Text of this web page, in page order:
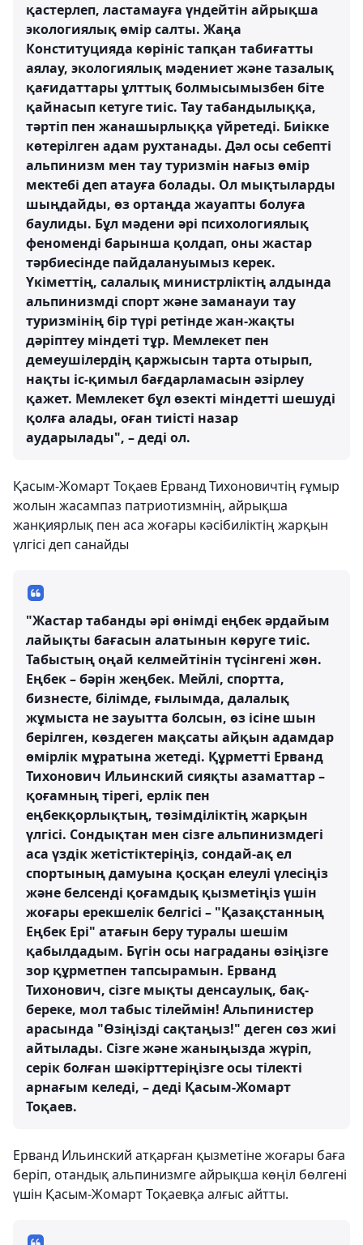
қастерлеп, ластамауға үндейтін айрықша
экологиялық өмір салты. Жаңа
Конституцияда көрініс тапқан табиғатты
аялау, экологиялық мәдениет және тазалық
қағидаттары ұлттық болмысымызбен біте
қайнасып кетуге тиіс. Тау табандылыққа,
тәртіп пен жанашырлыққа үйретеді. Биікке
көтерілген адам рухтанады. Дәл осы себепті
альпинизм мен тау туризмін нағыз өмір
мектебі деп атауға болады. Ол мықтыларды
шыңдайды, өз ортаңда жауапты болуға
баулиды. Бұл мәдени әрі психологиялық
феноменді барынша қолдап, оны жастар
тәрбиесінде пайдалануымыз керек.
Үкіметтің, салалық министрліктің алдында
альпинизмді спорт және заманауи тау
туризмінің бір түрі ретінде жан-жақты
дәріптеу міндеті тұр. Мемлекет пен
демеушілердің қаржысын тарта отырып,
нақты іс-қимыл бағдарламасын әзірлеу
қажет. Мемлекет бұл өзекті міндетті шешуді
қолға алады, оған тиісті назар
аударылады", – деді ол.
Қасым-Жомарт Тоқаев Ерванд Тихоновичтің ғұмыр
жолын жасампаз патриотизмнің, айрықша
жанқиярлық пен аса жоғары кәсібиліктің жарқын
үлгісі деп санайды
"Жастар табанды әрі өнімді еңбек әрдайым
лайықты бағасын алатынын көруге тиіс.
Табыстың оңай келмейтінін түсінгені жөн.
Еңбек – бәрін жеңбек. Мейлі, спортта,
бизнесте, білімде, ғылымда, далалық
жұмыста не зауытта болсын, өз ісіне шын
берілген, көздеген мақсаты айқын адамдар
өмірлік мұратына жетеді. Құрметті Ерванд
Тихонович Ильинский сияқты азаматтар –
қоғамның тірегі, ерлік пен
еңбекқорлықтың, төзімділіктің жарқын
үлгісі. Сондықтан мен сізге альпинизмдегі
аса үздік жетістіктеріңіз, сондай-ақ ел
спортының дамуына қосқан елеулі үлесіңіз
және белсенді қоғамдық қызметіңіз үшін
жоғары ерекшелік белгісі – "Қазақстанның
Еңбек Ері" атағын беру туралы шешім
қабылдадым. Бүгін осы награданы өзіңізге
зор құрметпен тапсырамын. Ерванд
Тихонович, сізге мықты денсаулық, бақ-
береке, мол табыс тілеймін! Альпинистер
арасында "Өзіңізді сақтаңыз!" деген сөз жиі
айтылады. Сізге және жаныңызда жүріп,
серік болған шәкірттеріңізге осы тілекті
арнағым келеді, – деді Қасым-Жомарт
Тоқаев.
Ерванд Ильинский атқарған қызметіне жоғары баға
беріп, отандық альпинизмге айрықша көңіл бөлгені
үшін Қасым-Жомарт Тоқаевқа алғыс айтты.